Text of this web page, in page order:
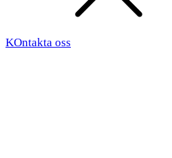
KOntakta oss